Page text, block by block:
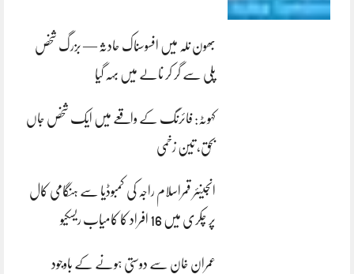
بھون نلہ میں افسوسناک حادثہ — بزرگ شخص
پلی سے گر کر نالے میں بہہ گیا
کہوٹہ: فائرنگ کے واقعے میں ایک شخص جاں
بحق، تین زخمی
انجینئر قمراسلام راجہ کی کمبوڈیا سے ہنگامی کال
پر چکری میں 16 افراد کا کامیاب ریسکیو
عمران خان سے دوستی ہونے کے باوجود